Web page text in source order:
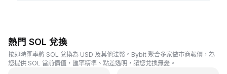
熱門 SOL 兌換
按即時匯率將 SOL 兌換為 USD 及其他法幣。Bybit 聚合多家做市商報價，為
您提供 SOL 當前價值，匯率精準、點差透明，讓您兌換無憂。